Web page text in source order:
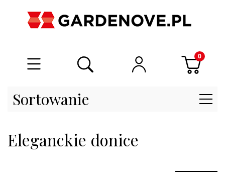
Sortowanie
Eleganckie donice